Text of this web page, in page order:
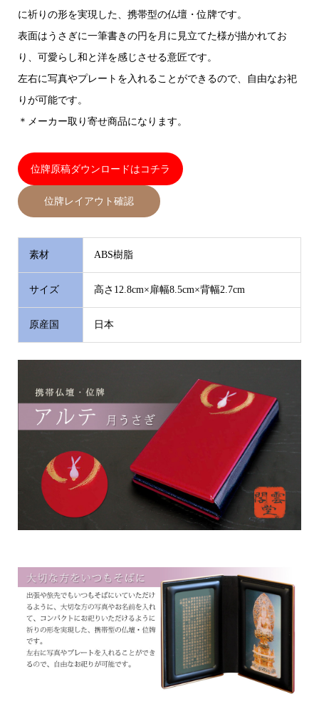
に祈りの形を実現した、携帯型の仏壇・位牌です。
表面はうさぎに一筆書きの円を月に見立てた様が描かれてお
り、可愛らし和と洋を感じさせる意匠です。
左右に写真やプレートを入れることができるので、自由なお祀
りが可能です。
＊メーカー取り寄せ商品になります。
位牌原稿ダウンロードはコチラ
位牌レイアウト確認
素材 ABS樹脂
サイズ 高さ12.8cm×扉幅8.5cm×背幅2.7cm
原産国 日本